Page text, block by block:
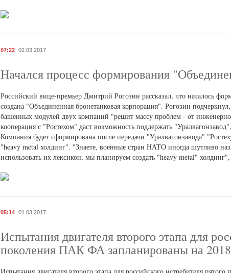
07:22 02.03.2017
Начался процесс формирования
Российский вице-премьер Дмитрий Рогозин рассказал, что началось
создана "Объединенная бронетанковая корпорация". Рогозин
башенных модулей двух компаний "решит массу проблем - от
кооперация с "Ростехом" даст возможность поддержать
Компания будет сформирована после передачи "Уралвагонзавода"
"heavy metal холдинг". "Знаете, военные стран НАТО иногда шутливо
использовать их лексикон, мы планируем создать "heavy metal"
05:14 01.03.2017
Испытания двигателя второго этапа для
поколения ПАК ФА запланированы на
Испытания двигателя второго этапа для российского истребителя